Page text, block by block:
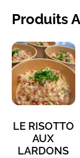
Produits
LE RISOTTO
AUX
LARDONS